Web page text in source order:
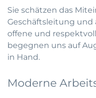
Sie schätzen das
Geschäftsleitung
offene und
begegnen uns auf
in Hand.
Moderne